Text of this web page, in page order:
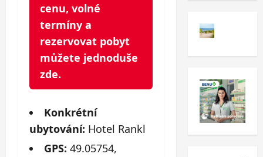
cenu, volné
termíny a
rezervovat pobyt
můžete jednoduše
zde.
Konkrétní
ubytování: Hotel Rankl
GPS: 49.05754,